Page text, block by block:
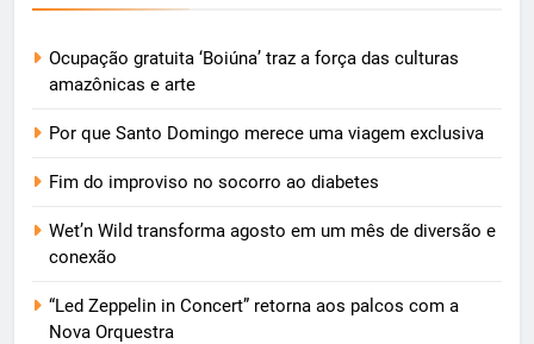
Ocupação gratuita ‘Boiúna’ traz a força das culturas
amazônicas e arte
Por que Santo Domingo merece uma viagem exclusiva
Fim do improviso no socorro ao diabetes
Wet’n Wild transforma agosto em um mês de diversão e
conexão
“Led Zeppelin in Concert” retorna aos palcos com a
Nova Orquestra